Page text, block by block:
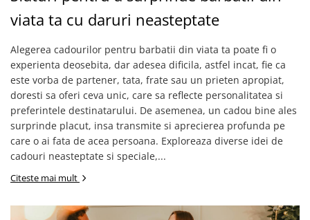
viata ta cu daruri neasteptate
Alegerea cadourilor pentru barbatii din viata ta poate fi o
experienta deosebita, dar adesea dificila, astfel incat, fie ca
este vorba de partener, tata, frate sau un prieten apropiat,
doresti sa oferi ceva unic, care sa reflecte personalitatea si
preferintele destinatarului. De asemenea, un cadou bine ales
surprinde placut, insa transmite si aprecierea profunda pe
care o ai fata de acea persoana. Exploreaza diverse idei de
cadouri neasteptate si speciale,...
Citeste mai mult